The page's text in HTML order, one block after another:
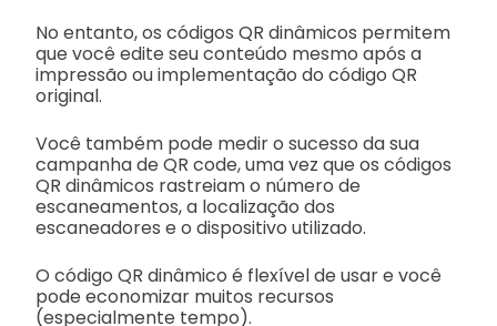
No entanto, os códigos QR dinâmicos permitem
que você edite seu conteúdo mesmo após a
impressão ou implementação do código QR
original.
Você também pode medir o sucesso da sua
campanha de QR code, uma vez que os códigos
QR dinâmicos rastreiam o número de
escaneamentos, a localização dos
escaneadores e o dispositivo utilizado.
O código QR dinâmico é flexível de usar e você
pode economizar muitos recursos
(especialmente tempo).